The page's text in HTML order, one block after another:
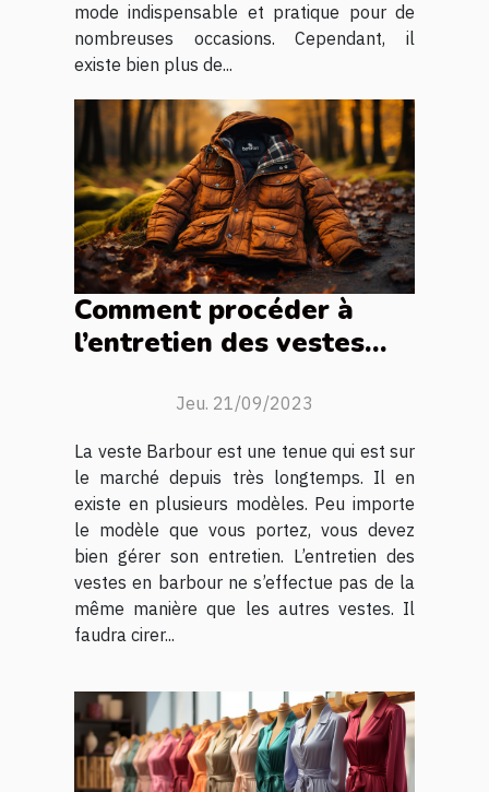
mode indispensable et pratique pour de
nombreuses occasions. Cependant, il
existe bien plus de...
Comment procéder à
l’entretien des vestes
Jeu. 21/09/2023
La veste Barbour est une tenue qui est sur
le marché depuis très longtemps. Il en
existe en plusieurs modèles. Peu importe
le modèle que vous portez, vous devez
bien gérer son entretien. L’entretien des
vestes en barbour ne s’effectue pas de la
même manière que les autres vestes. Il
faudra cirer...